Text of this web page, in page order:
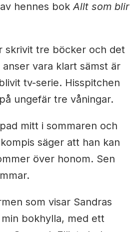
hennes bok Allt som blir
skrivit tre böcker och det
vara klart sämst är
tv-serie. Hisspitchen
ungefär tre våningar.
mitt i sommaren och
säger att han kan
över honom. Sen
som visar Sandras
bokhylla, med ett